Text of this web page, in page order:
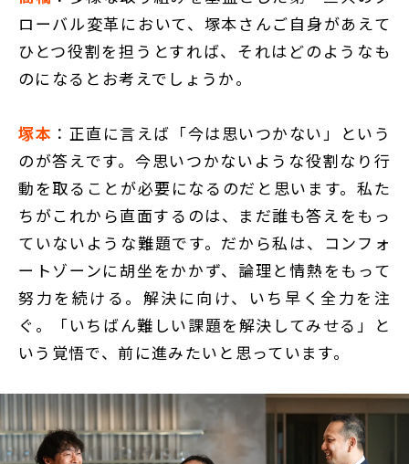
ローバル変革において、塚本さんご自身があえて
ひとつ役割を担うとすれば、それはどのようなも
のになるとお考えでしょうか。
塚本 ：正直に言えば「今は思いつかない」という
のが答えです。今思いつかないような役割なり行
動を取ることが必要になるのだと思います。私た
ちがこれから直面するのは、まだ誰も答えをもっ
ていないような難題です。だから私は、コンフォ
ートゾーンに胡坐をかかず、論理と情熱をもって
努力を続ける。解決に向け、いち早く全力を注
ぐ。「いちばん難しい課題を解決してみせる」と
いう覚悟で、前に進みたいと思っています。